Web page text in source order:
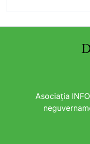
Asociația